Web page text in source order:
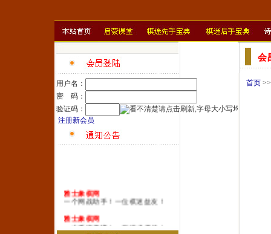
用户名：
密 码：
验证码：
注册新会员
雅士象棋网
一个网战助手！一位棋迷益友！
雅士象棋网
一本系统棋谱！一所速成棋校！
会
首页